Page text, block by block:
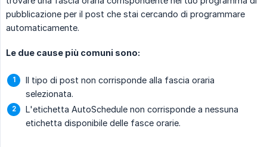
pubblicazione per il post che stai cercando di programmare
automaticamente.
Le due cause più comuni sono:
Il tipo di post non corrisponde alla fascia oraria
selezionata.
L'etichetta AutoSchedule non corrisponde a nessuna
etichetta disponibile delle fasce orarie.